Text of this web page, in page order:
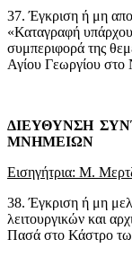
37. Έγκριση ή μη
«Καταγραφή
συμπεριφορά της
Αγίου Γεωργίου στο
ΔΙΕΥΘΥΝΣΗ
ΜΝΗΜΕΙΩΝ
Εισηγήτρια: Μ.
38. Έγκριση ή μη
λειτουργικών και
Πασά στο Κάστρο